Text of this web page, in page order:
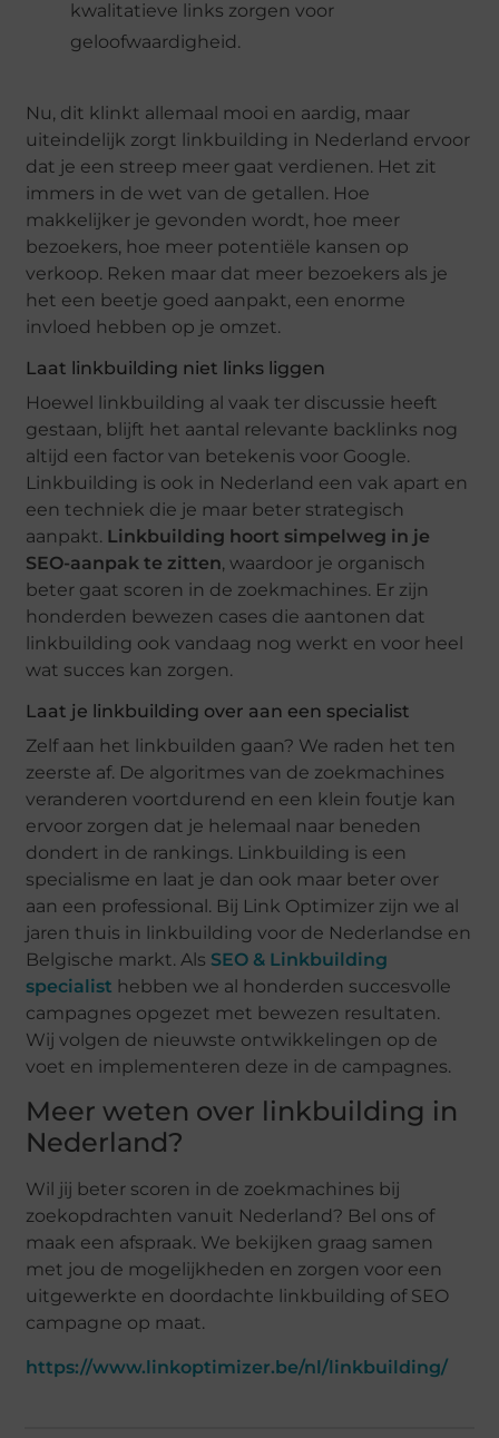
kwalitatieve links zorgen voor
geloofwaardigheid.
Nu, dit klinkt allemaal mooi en aardig, maar
uiteindelijk zorgt linkbuilding in Nederland ervoor
dat je een streep meer gaat verdienen. Het zit
immers in de wet van de getallen. Hoe
makkelijker je gevonden wordt, hoe meer
bezoekers, hoe meer potentiële kansen op
verkoop. Reken maar dat meer bezoekers als je
het een beetje goed aanpakt, een enorme
invloed hebben op je omzet.
Laat linkbuilding niet links liggen
Hoewel linkbuilding al vaak ter discussie heeft
gestaan, blijft het aantal relevante backlinks nog
altijd een factor van betekenis voor Google.
Linkbuilding is ook in Nederland een vak apart en
een techniek die je maar beter strategisch
aanpakt. Linkbuilding hoort simpelweg in je
SEO-aanpak te zitten, waardoor je organisch
beter gaat scoren in de zoekmachines. Er zijn
honderden bewezen cases die aantonen dat
linkbuilding ook vandaag nog werkt en voor heel
wat succes kan zorgen.
Laat je linkbuilding over aan een specialist
Zelf aan het linkbuilden gaan? We raden het ten
zeerste af. De algoritmes van de zoekmachines
veranderen voortdurend en een klein foutje kan
ervoor zorgen dat je helemaal naar beneden
dondert in de rankings. Linkbuilding is een
specialisme en laat je dan ook maar beter over
aan een professional. Bij Link Optimizer zijn we al
jaren thuis in linkbuilding voor de Nederlandse en
Belgische markt. Als SEO & Linkbuilding
specialist hebben we al honderden succesvolle
campagnes opgezet met bewezen resultaten.
Wij volgen de nieuwste ontwikkelingen op de
voet en implementeren deze in de campagnes.
Meer weten over linkbuilding in
Nederland?
Wil jij beter scoren in de zoekmachines bij
zoekopdrachten vanuit Nederland? Bel ons of
maak een afspraak. We bekijken graag samen
met jou de mogelijkheden en zorgen voor een
uitgewerkte en doordachte linkbuilding of SEO
campagne op maat.
https://www.linkoptimizer.be/nl/linkbuilding/